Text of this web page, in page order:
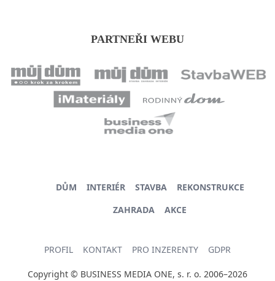
PARTNEŘI WEBU
DŮM INTERIÉR STAVBA
REKONSTRUKCE
ZAHRADA
AKCE
PROFIL KONTAKT PRO INZERENTY GDPR
Copyright © BUSINESS MEDIA ONE, s. r. o. 2006–2026